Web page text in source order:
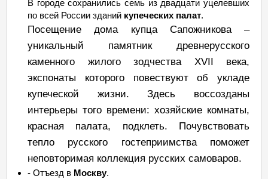
В городе сохранились семь из двадцати уцелевших
по всей России зданий купеческих палат.
Посещение дома купца Сапожникова –
уникальный памятник древнерусского
каменного жилого зодчества XVII века,
экспонаты которого повествуют об укладе
купеческой жизни. Здесь воссозданы
интерьеры того времени: хозяйские комнаты,
красная палата, подклеть. Почувствовать
тепло русского гостеприимства поможет
неповторимая коллекция русских самоваров.
- Отъезд в Москву.